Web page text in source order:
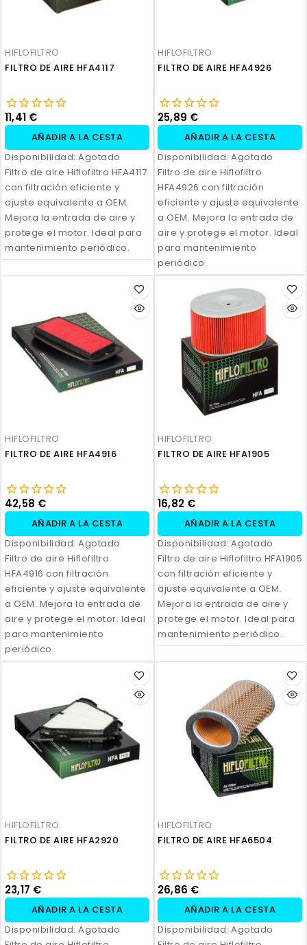
HIFLOFILTRO
FILTRO DE AIRE HFA4117
11,41 €
AÑADIR A LA CESTA
Disponibilidad: Agotado
Filtro de aire Hiflofiltro HFA4117
con filtración eficiente y
ajuste equivalente a OEM.
Mejora la entrada de aire y
protege el motor. Ideal para
mantenimiento periódico.
HIFLOFILTRO
FILTRO DE AIRE HFA4926
25,89 €
AÑADIR A LA CESTA
Disponibilidad: Agotado
Filtro de aire Hiflofiltro
HFA4926 con filtración
eficiente y ajuste equivalente
a OEM. Mejora la entrada de
aire y protege el motor. Ideal
para mantenimiento
periódico.
HIFLOFILTRO
FILTRO DE AIRE HFA4916
42,58 €
AÑADIR A LA CESTA
Disponibilidad: Agotado
Filtro de aire Hiflofiltro
HFA4916 con filtración
eficiente y ajuste equivalente
a OEM. Mejora la entrada de
aire y protege el motor. Ideal
para mantenimiento
periódico.
HIFLOFILTRO
FILTRO DE AIRE HFA1905
16,82 €
AÑADIR A LA CESTA
Disponibilidad: Agotado
Filtro de aire Hiflofiltro HFA1905
con filtración eficiente y
ajuste equivalente a OEM.
Mejora la entrada de aire y
protege el motor. Ideal para
mantenimiento periódico.
HIFLOFILTRO
FILTRO DE AIRE HFA2920
23,17 €
AÑADIR A LA CESTA
Disponibilidad: Agotado
HIFLOFILTRO
FILTRO DE AIRE HFA6504
26,86 €
AÑADIR A LA CESTA
Disponibilidad: Agotado